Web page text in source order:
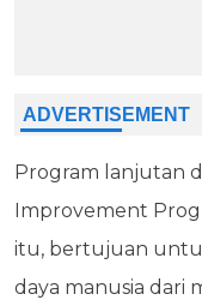
Program lanjutan
Improvement
itu, bertujuan
daya manusia dari